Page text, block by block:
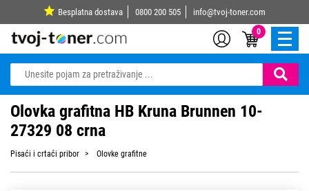
Besplatna dostava 0800 200 505 info@tvoj-toner.com
0
Olovka grafitna HB Kruna Brunnen 10-
27329 08 crna
Pisaći i crtaći pribor Olovke grafitne